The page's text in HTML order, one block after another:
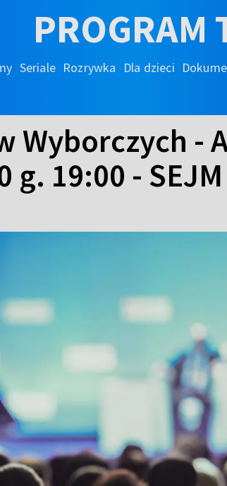
PROGRAM
Seriale Rozrywka Dla dzieci
Wyborczych -
19:00 - SEJM